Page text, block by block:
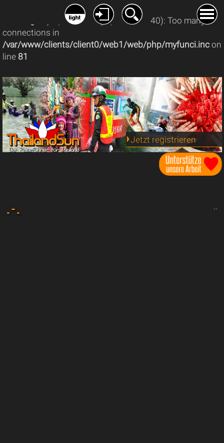
: mysqli_connect(): (08004/1040): Too many
connections in
/var/www/clients/client0/web1/web/php/myfunci.inc on
line 81
Jetzt registrieren
..
.. - ..